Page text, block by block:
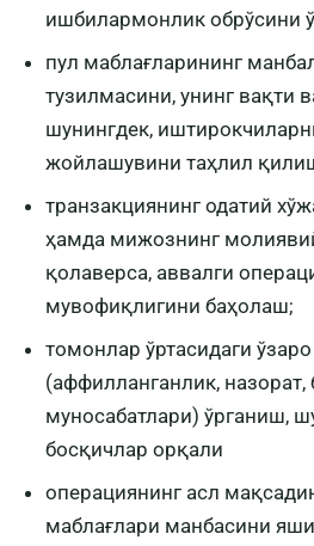
ишбилармонлик обрўсини
пул маблағларининг
тузилмасини, унинг вақти
шунингдек,
жойлашувини таҳлил
транзакциянинг одатий
ҳамда мижознинг
қолаверса, аввалги
мувофиқлигини баҳолаш;
томонлар ўртасидаги
(аффилланганлик,
муносабатлари) ўрганиш,
босқичлар орқали
операциянинг асл
маблағлари манбасини